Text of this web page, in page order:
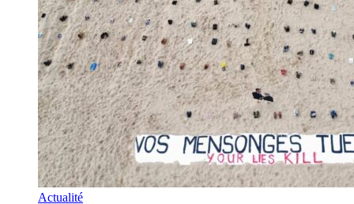
Actualité